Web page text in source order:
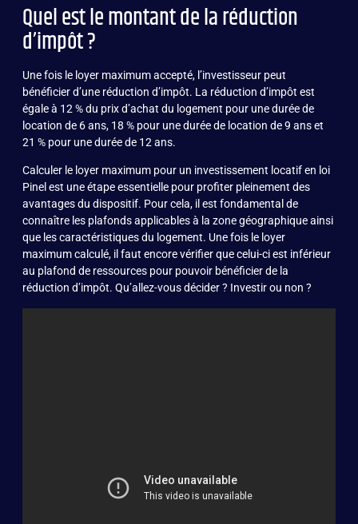
Quel est le montant de la réduction
d’impôt ?
Une fois le loyer maximum accepté, l’investisseur peut
bénéficier d’une réduction d’impôt. La réduction d’impôt est
égale à 12 % du prix d’achat du logement pour une durée de
location de 6 ans, 18 % pour une durée de location de 9 ans et
21 % pour une durée de 12 ans.
Calculer le loyer maximum pour un investissement locatif en loi
Pinel est une étape essentielle pour profiter pleinement des
avantages du dispositif. Pour cela, il est fondamental de
connaître les plafonds applicables à la zone géographique ainsi
que les caractéristiques du logement. Une fois le loyer
maximum calculé, il faut encore vérifier que celui-ci est inférieur
au plafond de ressources pour pouvoir bénéficier de la
réduction d’impôt. Qu’allez-vous décider ? Investir ou non ?